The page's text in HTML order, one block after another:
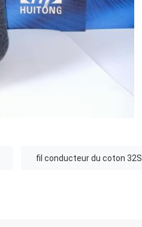
fil conducteur du coton 32S